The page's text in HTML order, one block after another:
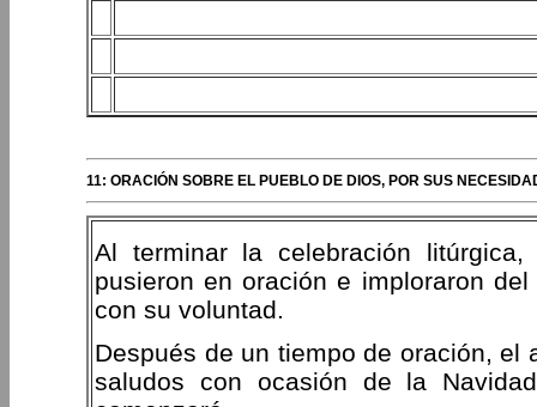
11: ORACIÓN SOBRE EL PUEBLO DE DIOS, POR SUS
Al terminar la celebración
pusieron en oración e imploraron
con su voluntad.
Después de un tiempo de oración,
saludos con ocasión de la